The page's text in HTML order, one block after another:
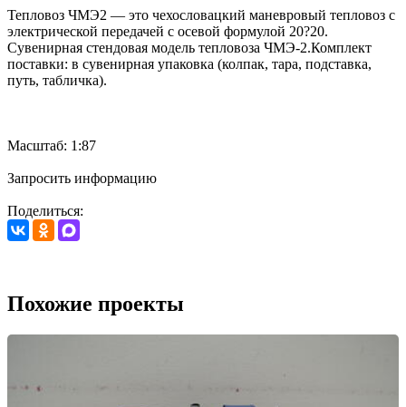
Тепловоз ЧМЭ2 — это чехословацкий маневровый тепловоз с
электрической передачей с осевой формулой 20?20.
Сувенирная стендовая модель тепловоза ЧМЭ-2.Комплект
поставки: в сувенирная упаковка (колпак, тара, подставка,
путь, табличка).
Масштаб: 1:87
Запросить информацию
Поделиться:
Похожие проекты